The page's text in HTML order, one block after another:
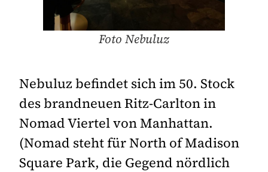
Foto Nebuluz
Nebuluz befindet sich im 50. Stock
des brandneuen Ritz-Carlton in
Nomad Viertel von Manhattan.
(Nomad steht für North of Madison
Square Park, die Gegend nördlich